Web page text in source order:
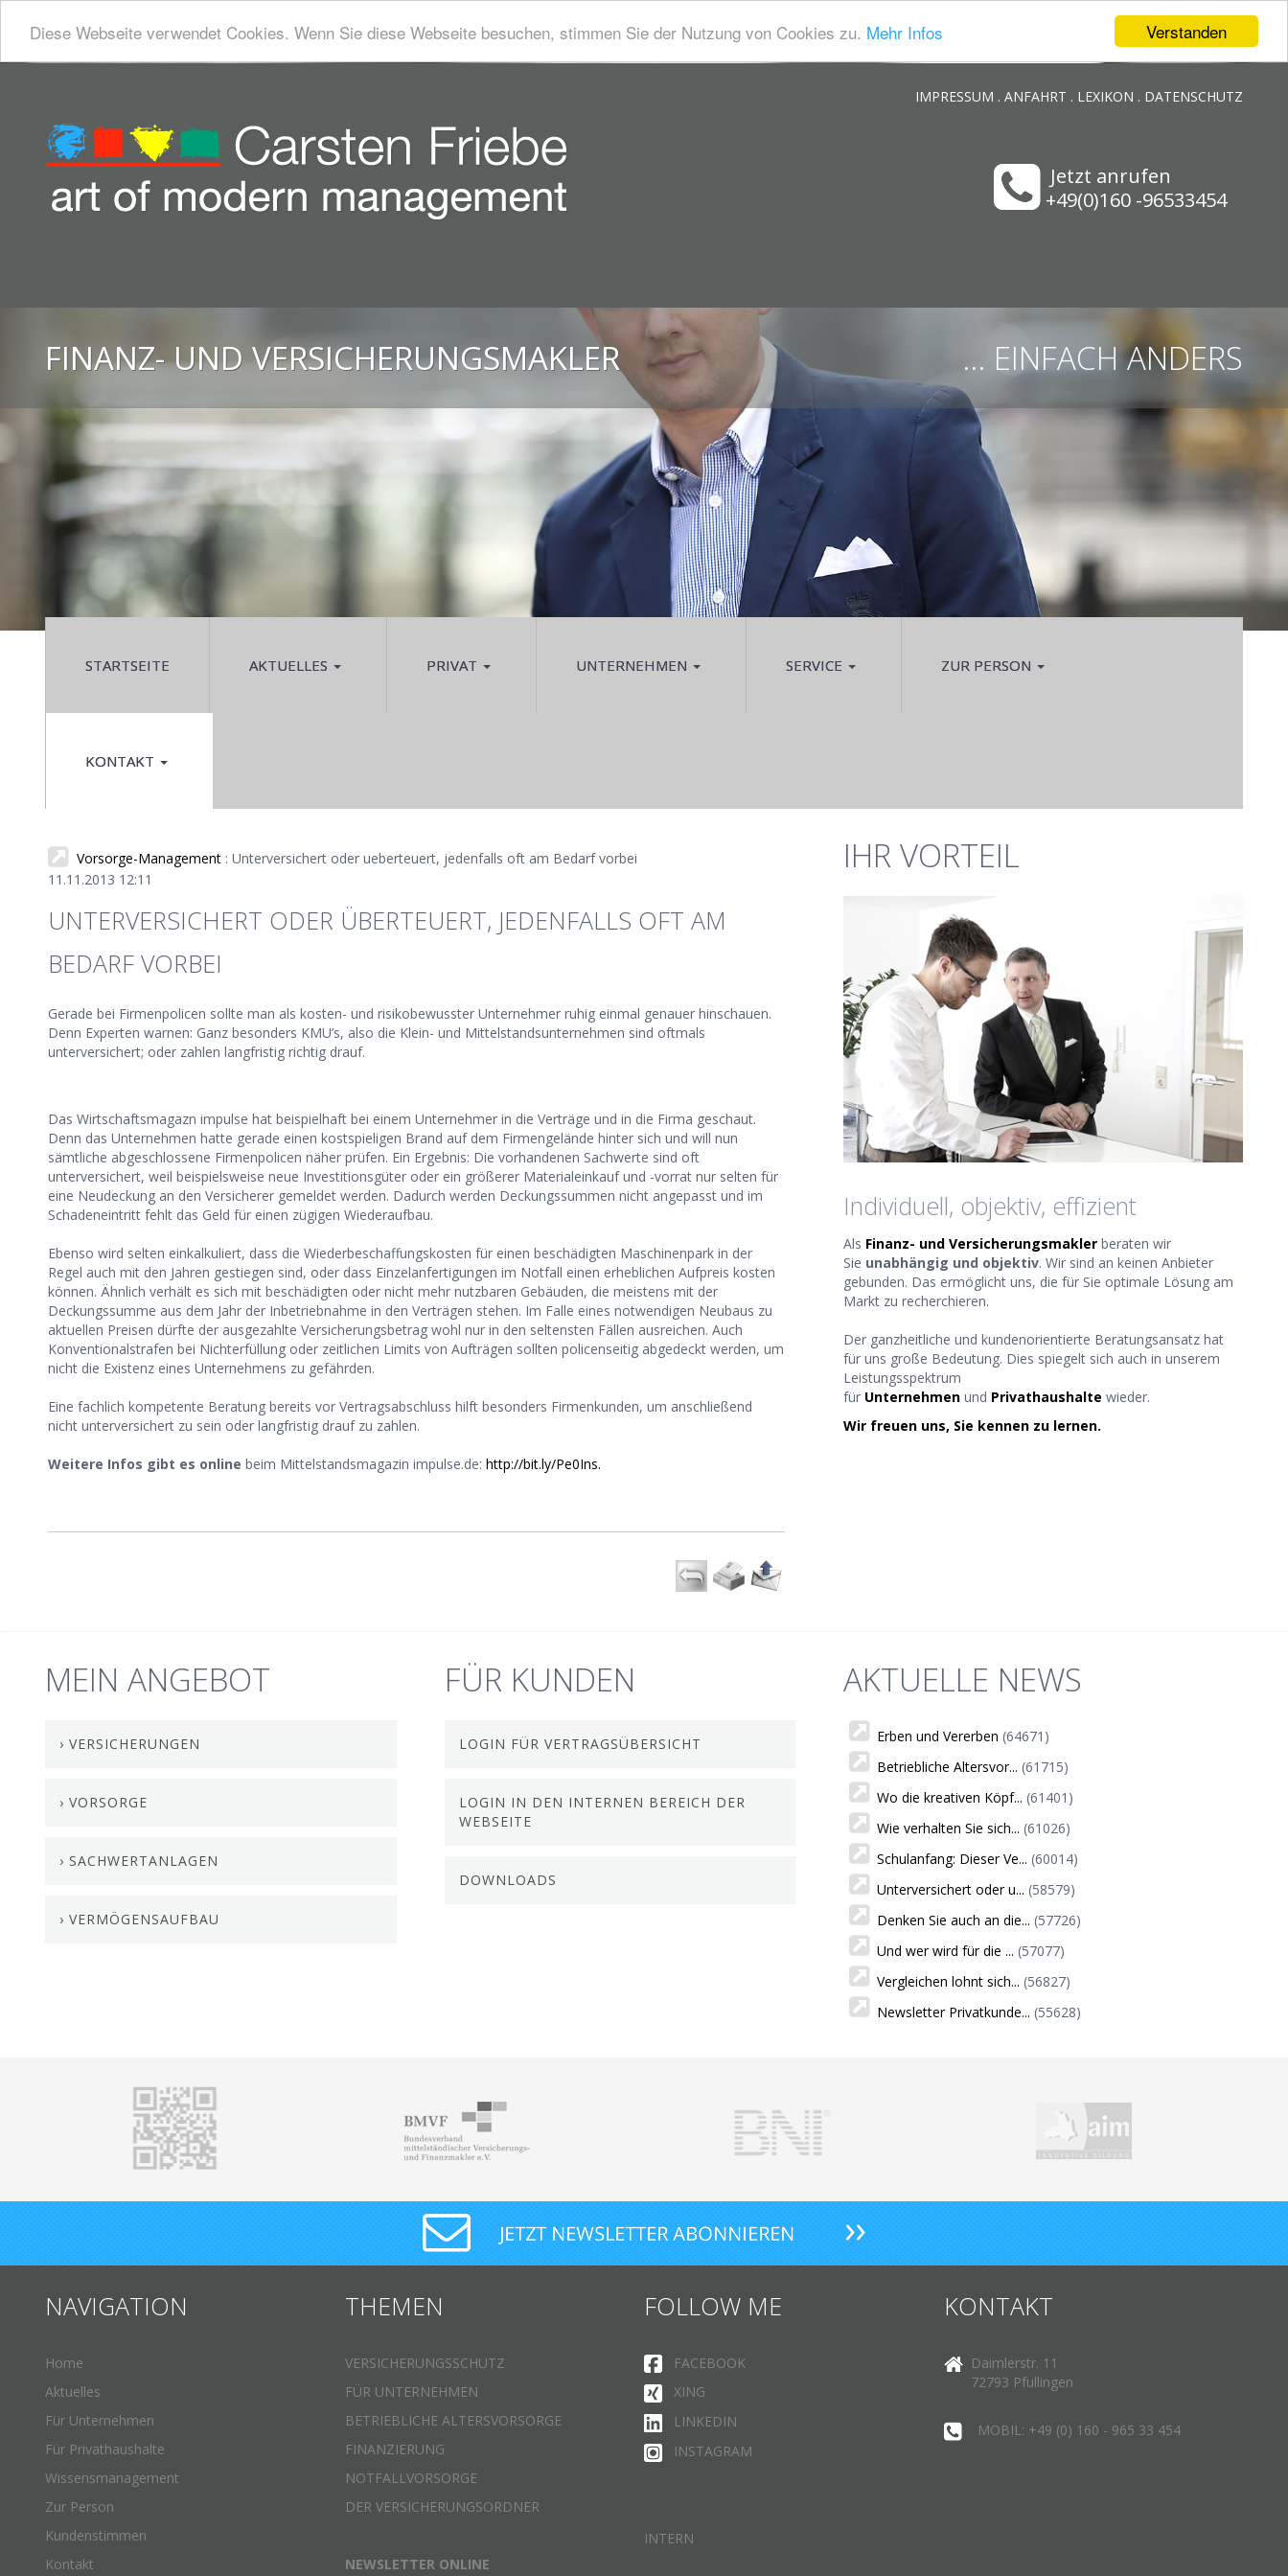
Verstanden
Diese Webseite verwendet Cookies. Wenn Sie diese Webseite besuchen, stimmen Sie der Nutzung von Cookies zu. Mehr Infos
IMPRESSUM . ANFAHRT . LEXIKON . DATENSCHUTZ
Jetzt anrufen
+49(0)160 -96533454
FINANZ- UND VERSICHERUNGSMAKLER ... EINFACH ANDERS
STARTSEITE AKTUELLES PRIVAT UNTERNEHMEN SERVICE ZUR PERSON
KONTAKT
Vorsorge-Management : Unterversichert oder ueberteuert, jedenfalls oft am Bedarf vorbei
11.11.2013 12:11
UNTERVERSICHERT ODER ÜBERTEUERT, JEDENFALLS OFT AM
BEDARF VORBEI
Gerade bei Firmenpolicen sollte man als kosten- und risikobewusster Unternehmer ruhig einmal genauer hinschauen.
Denn Experten warnen: Ganz besonders KMU’s, also die Klein- und Mittelstandsunternehmen sind oftmals
unterversichert; oder zahlen langfristig richtig drauf.
Das Wirtschaftsmagazn impulse hat beispielhaft bei einem Unternehmer in die Verträge und in die Firma geschaut.
Denn das Unternehmen hatte gerade einen kostspieligen Brand auf dem Firmengelände hinter sich und will nun
sämtliche abgeschlossene Firmenpolicen näher prüfen. Ein Ergebnis: Die vorhandenen Sachwerte sind oft
unterversichert, weil beispielsweise neue Investitionsgüter oder ein größerer Materialeinkauf und -vorrat nur selten für
eine Neudeckung an den Versicherer gemeldet werden. Dadurch werden Deckungssummen nicht angepasst und im
Schadeneintritt fehlt das Geld für einen zügigen Wiederaufbau.
Ebenso wird selten einkalkuliert, dass die Wiederbeschaffungskosten für einen beschädigten Maschinenpark in der
Regel auch mit den Jahren gestiegen sind, oder dass Einzelanfertigungen im Notfall einen erheblichen Aufpreis kosten
können. Ähnlich verhält es sich mit beschädigten oder nicht mehr nutzbaren Gebäuden, die meistens mit der
Deckungssumme aus dem Jahr der Inbetriebnahme in den Verträgen stehen. Im Falle eines notwendigen Neubaus zu
aktuellen Preisen dürfte der ausgezahlte Versicherungsbetrag wohl nur in den seltensten Fällen ausreichen. Auch
Konventionalstrafen bei Nichterfüllung oder zeitlichen Limits von Aufträgen sollten policenseitig abgedeckt werden, um
nicht die Existenz eines Unternehmens zu gefährden.
Eine fachlich kompetente Beratung bereits vor Vertragsabschluss hilft besonders Firmenkunden, um anschließend
nicht unterversichert zu sein oder langfristig drauf zu zahlen.
Weitere Infos gibt es online beim Mittelstandsmagazin impulse.de: http://bit.ly/Pe0Ins.
IHR VORTEIL
Individuell, objektiv, effizient
Als Finanz- und Versicherungsmakler beraten wir
Sie unabhängig und objektiv. Wir sind an keinen Anbieter
gebunden. Das ermöglicht uns, die für Sie optimale Lösung am
Markt zu recherchieren.
Der ganzheitliche und kundenorientierte Beratungsansatz hat
für uns große Bedeutung. Dies spiegelt sich auch in unserem
Leistungsspektrum
für Unternehmen und Privathaushalte wieder.
Wir freuen uns, Sie kennen zu lernen.
MEIN ANGEBOT
› VERSICHERUNGEN
› VORSORGE
› SACHWERTANLAGEN
› VERMÖGENSAUFBAU
FÜR KUNDEN
LOGIN FÜR VERTRAGSÜBERSICHT
LOGIN IN DEN INTERNEN BEREICH DER
WEBSEITE
DOWNLOADS
AKTUELLE NEWS
Erben und Vererben (64671)
Betriebliche Altersvor... (61715)
Wo die kreativen Köpf... (61401)
Wie verhalten Sie sich... (61026)
Schulanfang: Dieser Ve... (60014)
Unterversichert oder u... (58579)
Denken Sie auch an die... (57726)
Und wer wird für die ... (57077)
Vergleichen lohnt sich... (56827)
Newsletter Privatkunde... (55628)
NAVIGATION
Home
Aktuelles
Für Unternehmen
Für Privathaushalte
Wissensmanagement
Zur Person
Kundenstimmen
Kontakt
THEMEN
VERSICHERUNGSSCHUTZ
FÜR UNTERNEHMEN
BETRIEBLICHE ALTERSVORSORGE
FINANZIERUNG
NOTFALLVORSORGE
DER VERSICHERUNGSORDNER
NEWSLETTER ONLINE
FOLLOW ME
FACEBOOK
XING
LINKEDIN
INSTAGRAM
INTERN
KONTAKT
Daimlerstr. 11
72793 Pfullingen
MOBIL: +49 (0) 160 - 965 33 454